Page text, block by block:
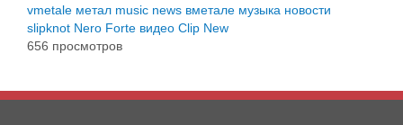
vmetale метал music news вметале музыка новости
slipknot Nero Forte видео Clip New
656 просмотров